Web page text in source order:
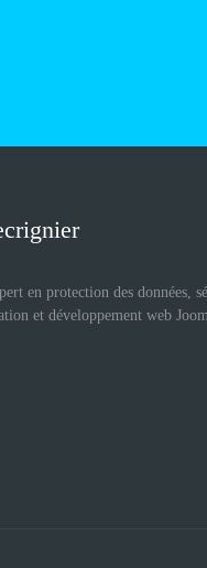
en protection des données,
et développement web